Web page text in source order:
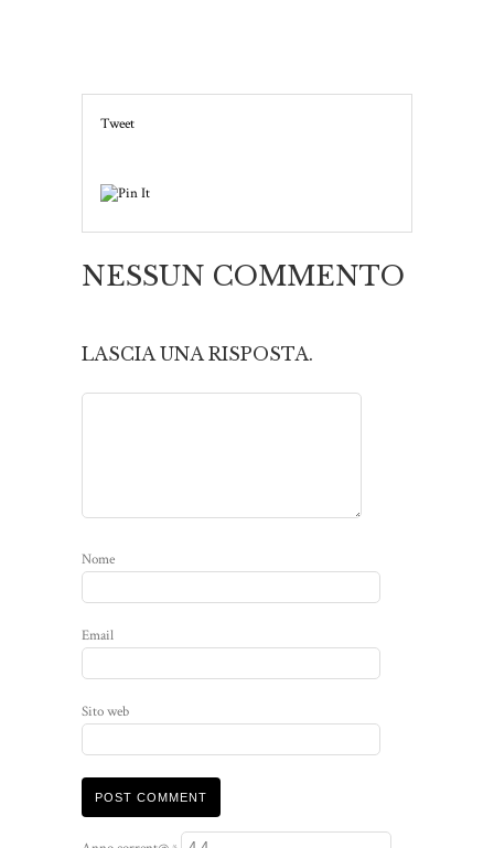
Tweet
NESSUN COMMENTO
LASCIA UNA RISPOSTA.
Nome
Email
Sito web